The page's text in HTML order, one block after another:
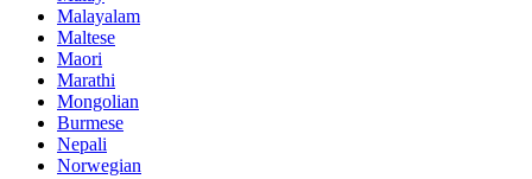
Malayalam
Maltese
Maori
Marathi
Mongolian
Burmese
Nepali
Norwegian